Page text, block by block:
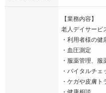
【業務内容】
老人デイサービ
・利用者様の
・血圧測定
・服薬管理、服
・バイタルチェ
・ケガや皮膚
・健康相談